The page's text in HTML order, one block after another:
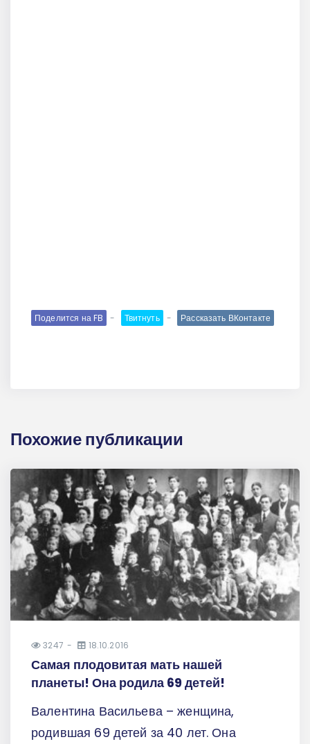
Поделится на FB Твитнуть Рассказать ВКонтакте
Похожие публикации
3247 18.10.2016
Самая плодовитая мать нашей
планеты! Она родила 69 детей!
Валентина Васильева – женщина,
родившая 69 детей за 40 лет. Она